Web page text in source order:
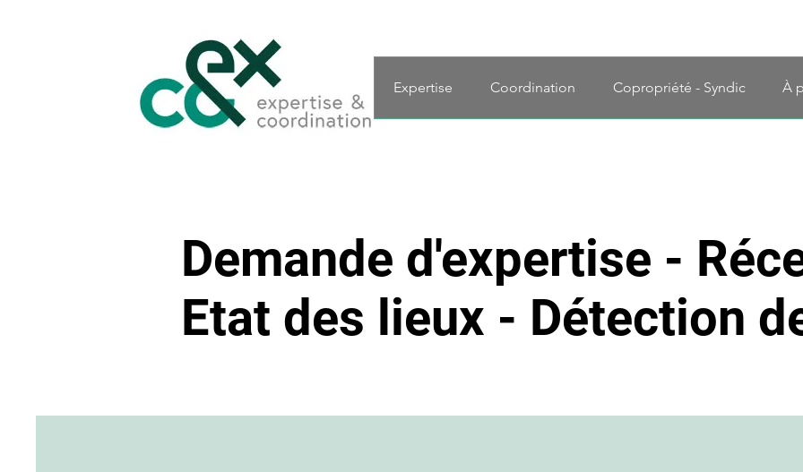
Expertise Coordination Copropriété - Syndic À
Demande d'expertise -
Etat des lieux - Détection